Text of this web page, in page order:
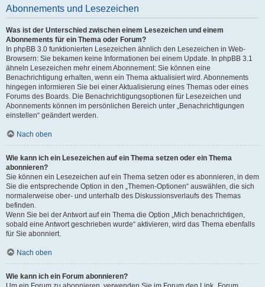
Abonnements und Lesezeichen
Was ist der Unterschied zwischen einem Lesezeichen und einem
Abonnements für ein Thema oder Forum?
In phpBB 3.0 funktionierten Lesezeichen ähnlich den Lesezeichen in Web-
Browsern: Sie bekamen keine Informationen bei einem Update. In phpBB 3.1
ähneln Lesezeichen mehr einem Abonnement: Sie können eine
Benachrichtigung erhalten, wenn ein Thema aktualisiert wird. Abonnements
hingegen informieren Sie bei einer Aktualisierung eines Themas oder eines
Forums des Boards. Die Benachrichtigungsoptionen für Lesezeichen und
Abonnements können im persönlichen Bereich unter „Benachrichtigungen
einstellen“ geändert werden.
Nach oben
Wie kann ich ein Lesezeichen auf ein Thema setzen oder ein Thema
abonnieren?
Sie können ein Lesezeichen auf ein Thema setzen oder es abonnieren, in dem
Sie die entsprechende Option in den „Themen-Optionen“ auswählen, die sich
normalerweise ober- und unterhalb des Diskussionsverlaufs des Themas
befinden.
Wenn Sie bei der Antwort auf ein Thema die Option „Mich benachrichtigen,
sobald eine Antwort geschrieben wurde“ aktivieren, wird das Thema ebenfalls
für Sie abonniert.
Nach oben
Wie kann ich ein Forum abonnieren?